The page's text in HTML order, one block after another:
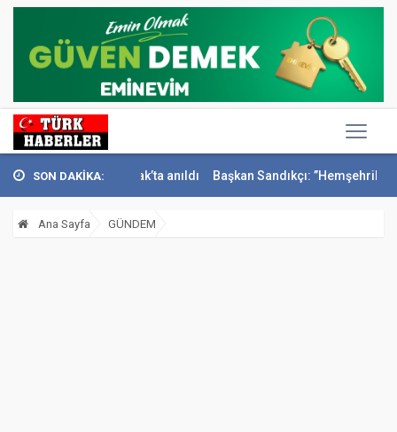
SON DAKİKA:
Sivri Konak’ta anıldı Başkan Sandıkçı: ”Hemşehrilerimizle
Ana Sayfa GÜNDEM